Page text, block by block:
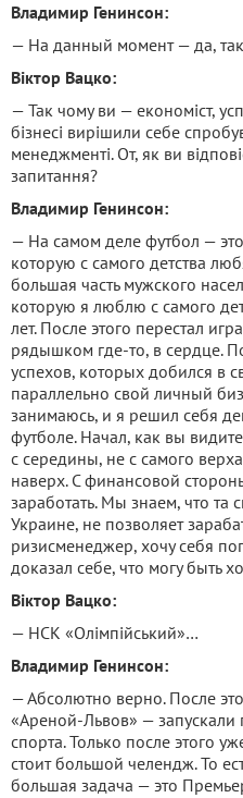
Владимир Генинсон:
— На данный момент — да,
Віктор Вацко:
— Так чому ви — економіст,
бізнесі вирішили себе
менеджменті. От, як ви
запитання?
Владимир Генинсон:
— На самом деле футбол — это
которую с самого детства
большая часть мужского
которую я люблю с самого
лет. После этого перестал
рядышком где-то, в сердце.
успехов, которых добился в
параллельно свой личный
занимаюсь, и я решил себя
футболе. Начал, как вы
с середины, не с самого
наверх. С финансовой
заработать. Мы знаем, что та
Украине, не позволяет
ризисменеджер, хочу себя
доказал себе, что могу быть
Віктор Вацко:
— НСК «Олімпійський»…
Владимир Генинсон:
— Абсолютно верно. После
«Ареной-Львов» — запускали
спорта. Только после этого
стоит большой челендж. То
большая задача — это